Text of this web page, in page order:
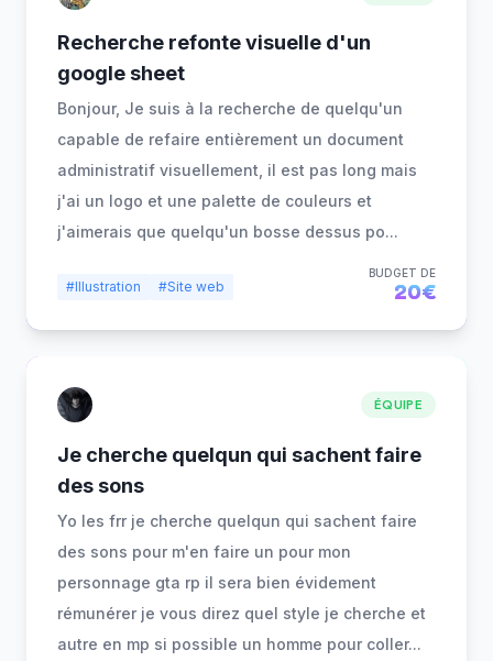
Recherche refonte visuelle d'un
google sheet
Bonjour, Je suis à la recherche de quelqu'un
capable de refaire entièrement un document
administratif visuellement, il est pas long mais
j'ai un logo et une palette de couleurs et
j'aimerais que quelqu'un bosse dessus po...
#Illustration #Site web
BUDGET DE
20€
ÉQUIPE
Je cherche quelqun qui sachent faire
des sons
Yo les frr je cherche quelqun qui sachent faire
des sons pour m'en faire un pour mon
personnage gta rp il sera bien évidement
rémunérer je vous direz quel style je cherche et
autre en mp si possible un homme pour coller...